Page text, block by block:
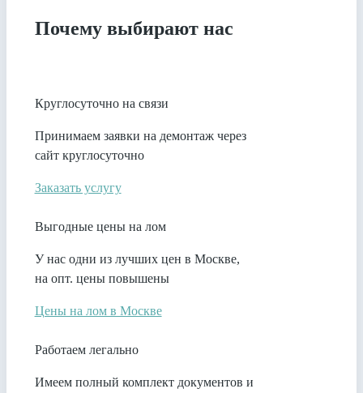
Почему выбирают нас
Круглосуточно на связи
Принимаем заявки на демонтаж через
сайт круглосуточно
Заказать услугу
Выгодные цены на лом
У нас одни из лучших цен в Москве,
на опт. цены повышены
Цены на лом в Москве
Работаем легально
Имеем полный комплект документов и